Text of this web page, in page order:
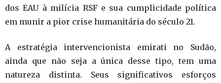
dos EAU à milícia RSF e sua cumplicidade política
em munir a pior crise humanitária do século 21.
A estratégia intervencionista emirati no Sudão,
ainda que não seja a única desse tipo, tem uma
natureza distinta. Seus significativos esforços